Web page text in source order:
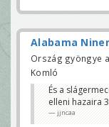
Alabama
Ország gyöngye
Komló
És a
elleni hazaira
jjncaa